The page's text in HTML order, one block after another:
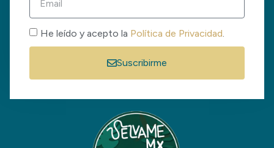
He leído y acepto la Política de Privacidad
Suscribirme